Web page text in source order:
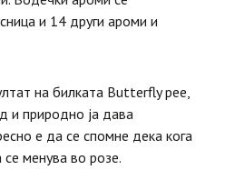
и 14 други ароми и
на билката Butterfly pee,
и природно ја дава
е да се спомне дека кога
се менува во розе.